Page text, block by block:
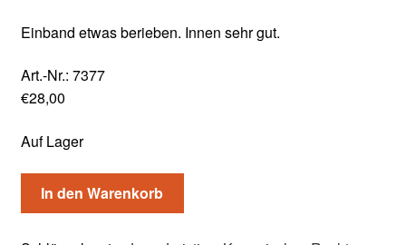
Einband etwas berieben. Innen sehr gut.
Art.-Nr.: 7377
€28,00
Auf Lager
In den Warenkorb